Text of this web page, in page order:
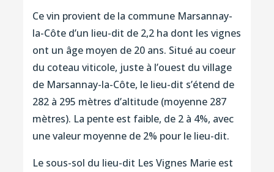
Ce vin provient de la commune Marsannay-
la-Côte d’un lieu-dit de 2,2 ha dont les vignes
ont un âge moyen de 20 ans. Situé au coeur
du coteau viticole, juste à l’ouest du village
de Marsannay-la-Côte, le lieu-dit s’étend de
282 à 295 mètres d’altitude (moyenne 287
mètres). La pente est faible, de 2 à 4%, avec
une valeur moyenne de 2% pour le lieu-dit.
Le sous-sol du lieu-dit Les Vignes Marie est